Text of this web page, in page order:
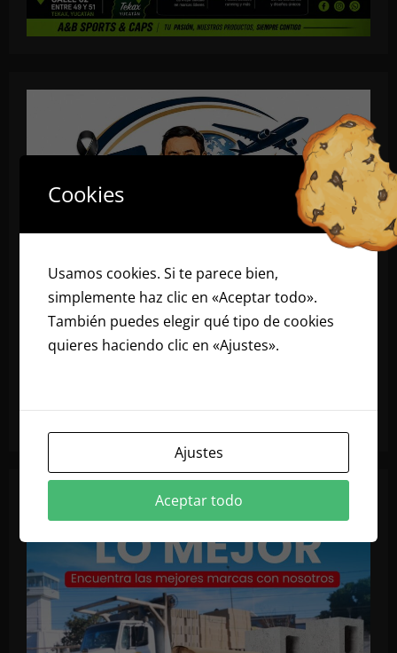
Cookies
Usamos cookies. Si te parece bien,
simplemente haz clic en «Aceptar todo».
También puedes elegir qué tipo de cookies
quieres haciendo clic en «Ajustes».
Ajustes
Aceptar todo